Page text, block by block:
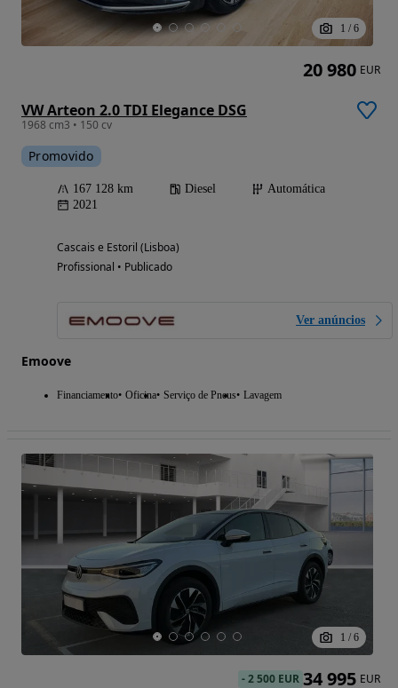
1 / 6
VW Arteon 2.0 TDI Elegance DSG
1968 cm3 • 150 cv
Promovido
167 128 km Diesel
Automática
2021
Cascais e Estoril (Lisboa)
Profissional • Publicado
Ver anúncios
Emoove
Financiamento Oficina Serviço de Pneus Lavagem
20 980 EUR
1 / 6
-2 500 EUR 34 995 EUR